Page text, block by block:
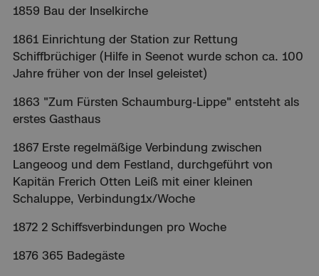
1859 Bau der Inselkirche
1861 Einrichtung der Station zur Rettung
Schiffbrüchiger (Hilfe in Seenot wurde schon ca. 100
Jahre früher von der Insel geleistet)
1863 "Zum Fürsten Schaumburg-Lippe" entsteht als
erstes Gasthaus
1867 Erste regelmäßige Verbindung zwischen
Langeoog und dem Festland, durchgeführt von
Kapitän Frerich Otten Leiß mit einer kleinen
Schaluppe, Verbindung1x/Woche
1872 2 Schiffsverbindungen pro Woche
1876 365 Badegäste